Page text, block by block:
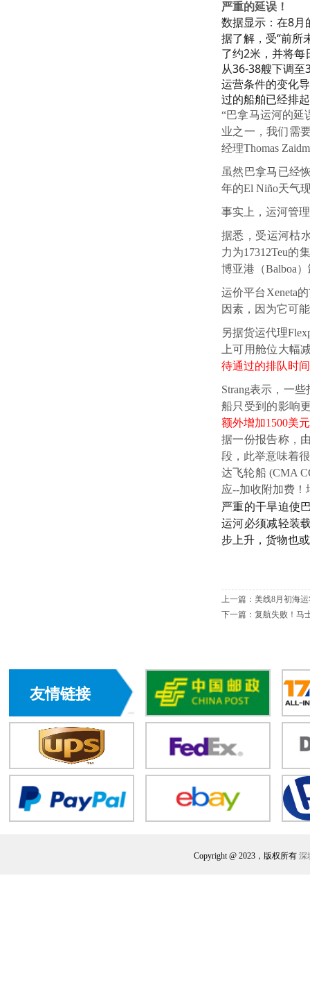
严重的延误！
数据显示：在8月
据了解，受“前所
了约2米，并将每
从36-38艘下调至
运营条件的变化
过的船舶已经排
“巴拿马运河的延
业之一，我们需
经理Thomas
虽然巴拿马已经
年的El Niño天气
事实上，运河管
据悉，受运河枯
力为17312Teu的
博亚港（Balboa
运价平台Xeneta
因素，因为它可
另据货运代理
上可用舱位大幅
待通过的排队时
Strang表示，一
船只受到的影响
额外增加1500美
据一份报告称，
段，此举意味着
达飞轮船 (CMA
应--加收附加费！
严重的干旱迫使
运河必须减轻装
步上升，货物也
上一篇： 美线8月初海
下一篇： 复航失败！马
友情链接
Copyright @ 2023，版权所有 深